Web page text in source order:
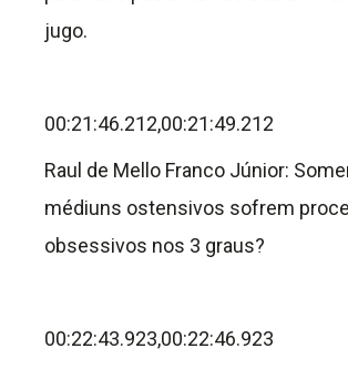
jugo.
00:21:46.212,00:21:49.212
Raul de Mello Franco Júnior:
médiuns ostensivos sofrem
obsessivos nos 3 graus?
00:22:43.923,00:22:46.923